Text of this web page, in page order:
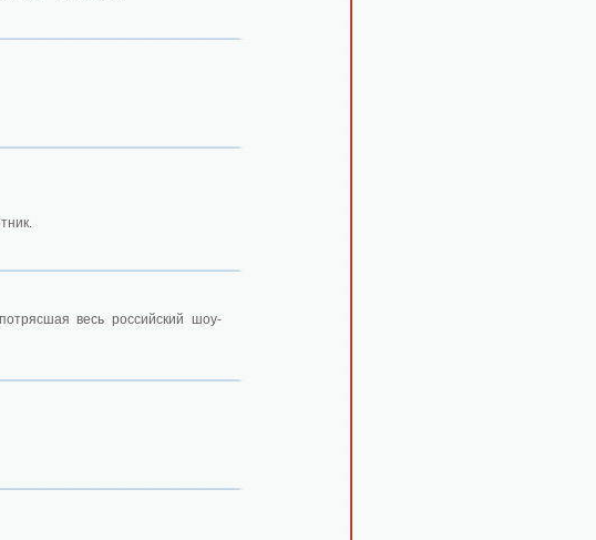
весь российский шоу-